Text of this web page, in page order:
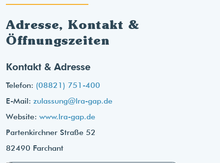
Adresse, Kontakt &
Öffnungszeiten
Kontakt & Adresse
Telefon: (08821) 751-400
E-Mail: zulassung@lra-gap.de
Website: www.lra-gap.de
Partenkirchner Straße 52
82490 Farchant